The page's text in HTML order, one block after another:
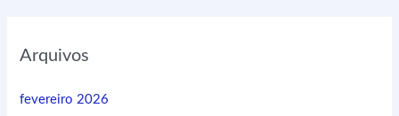
Arquivos
fevereiro 2026